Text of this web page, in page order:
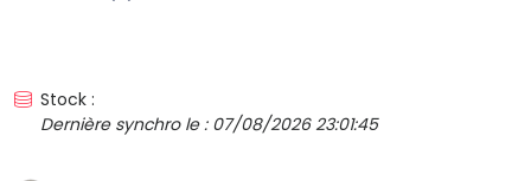
Stock :
Dernière synchro le : 07/08/2026 23:01:45